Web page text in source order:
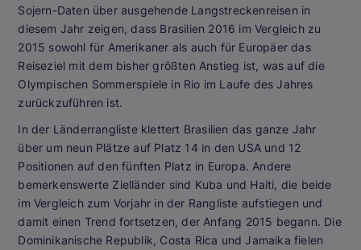
Sojern-Daten über ausgehende Langstreckenreisen in
diesem Jahr zeigen, dass Brasilien 2016 im Vergleich zu
2015 sowohl für Amerikaner als auch für Europäer das
Reiseziel mit dem bisher größten Anstieg ist, was auf die
Olympischen Sommerspiele in Rio im Laufe des Jahres
zurückzuführen ist.
In der Länderrangliste klettert Brasilien das ganze Jahr
über um neun Plätze auf Platz 14 in den USA und 12
Positionen auf den fünften Platz in Europa. Andere
bemerkenswerte Zielländer sind Kuba und Haiti, die beide
im Vergleich zum Vorjahr in der Rangliste aufstiegen und
damit einen Trend fortsetzen, der Anfang 2015 begann. Die
Dominikanische Republik, Costa Rica und Jamaika fielen